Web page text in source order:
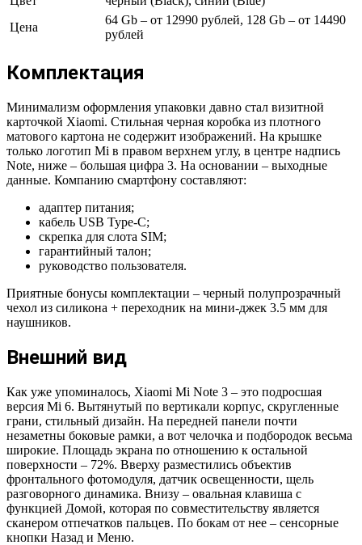
Цена
64 Gb – от 12990 рублей, 128 Gb – от 14490
рублей
Комплектация
Минимализм оформления упаковки давно стал визитной
карточкой Xiaomi. Стильная черная коробка из плотного
матового картона не содержит изображений. На крышке
только логотип Mi в правом верхнем углу, в центре надпись
Note, ниже – большая цифра 3. На основании – выходные
данные. Компанию смартфону составляют:
адаптер питания;
кабель USB Type-C;
скрепка для слота SIM;
гарантийный талон;
руководство пользователя.
Приятные бонусы комплектации – черный полупрозрачный
чехол из силикона + переходник на мини-джек 3.5 мм для
наушников.
Внешний вид
Как уже упоминалось, Xiaomi Mi Note 3 – это подросшая
версия Mi 6. Вытянутый по вертикали корпус, скругленные
грани, стильный дизайн. На передней панели почти
незаметны боковые рамки, а вот челочка и подбородок весьма
широкие. Площадь экрана по отношению к остальной
поверхности – 72%. Вверху разместились объектив
фронтального фотомодуля, датчик освещенности, щель
разговорного динамика. Внизу – овальная клавиша с
функцией Домой, которая по совместительству является
сканером отпечатков пальцев. По бокам от нее – сенсорные
кнопки Назад и Меню.